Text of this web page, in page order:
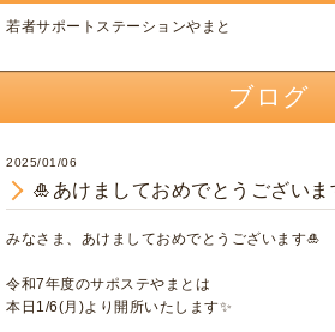
若者サポートステーションやまと
ブログ
2025/01/06
🎍あけましておめでとうございま
みなさま、あけましておめでとうございます🎍
令和7年度のサポステやまとは
本日1/6(月)より開所いたします✨